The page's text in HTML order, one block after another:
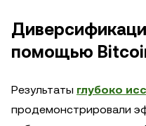
помощью
Результаты глубоко
продемонстрировали